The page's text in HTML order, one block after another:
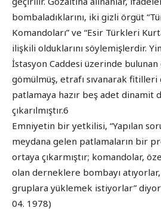
bombaladıklarını, iki gizli örgüt
Komandoları” ve “Esir Türkleri
ilişkili olduklarını söylemişlerdir.
İstasyon Caddesi üzerinde bulunan
gömülmüş, etrafı sıvanarak fitilleri
patlamaya hazır beş adet dinamit
çıkarılmıştır.6
Emniyetin bir yetkilisi, “Yapılan
meydana gelen patlamaların bir
ortaya çıkarmıştır; komandolar,
olan derneklere bombayı
gruplara yüklemek istiyorlar”
04. 1978)